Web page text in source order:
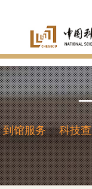
心
概
况
服
务
中
心
新
闻
动
态
研
究
成
人
才
党
到馆服务 / 科技